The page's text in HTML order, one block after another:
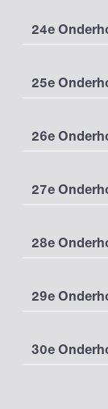
24e
25e
26e
27e
28e
29e
30e